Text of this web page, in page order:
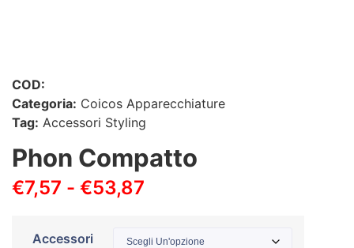
COD:
Categoria: Coicos Apparecchiature
Tag: Accessori Styling
Phon Compatto
€7,57 - €53,87
Accessori